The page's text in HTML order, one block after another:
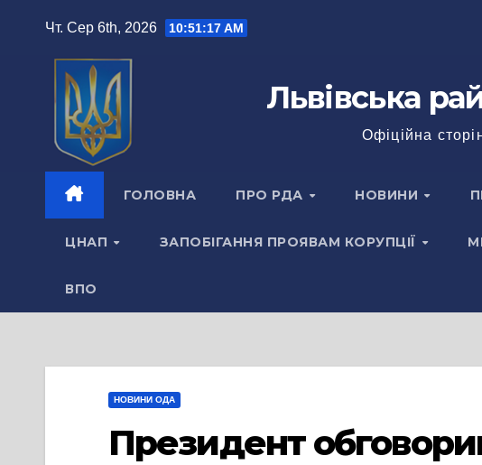
Чт. Сер 6th, 2026 10:51:18 AM
Львівська
Офіційна
ГОЛОВНА ПРО РДА НОВИНИ
ЦНАП ЗАПОБІГАННЯ ПРОЯВАМ КОРУПЦІЇ
ВПО
НОВИНИ ОДА
Президент